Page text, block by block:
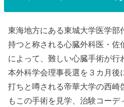
東海地方にある東城大学医学部
持つと称される心臓外科医・佐
によって、難しい心臓手術が行
本外科学会理事長選を３カ月
打ちと噂される帝華大学の西崎
もこの手術を見学、治験コー